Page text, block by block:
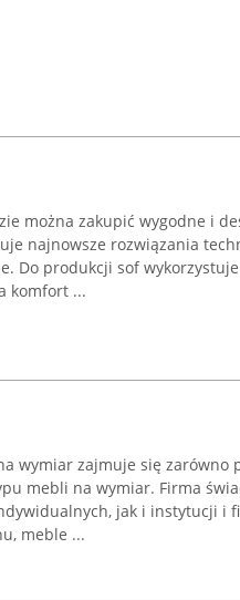
można zakupić wygodne i
najnowsze rozwiązania
Do produkcji sof
komfort ...
wymiar zajmuje się zarówno
mebli na wymiar. Firma
jak i instytucji i
meble ...